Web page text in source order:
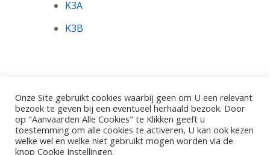
K3A
K3B
©2026 - Gemeentelijke Basisschool De Pinte.
Polderbos 1, 9840 De Pinte
Onze Site gebruikt cookies waarbij geen om U een relevant
bezoek te geven bij een eventueel herhaald bezoek. Door
op "Aanvaarden Alle Cookies" te Klikken geeft u
toestemming om alle cookies te activeren, U kan ook kezen
welke wel en welke niet gebruikt mogen worden via de
knop Cookie Instellingen.